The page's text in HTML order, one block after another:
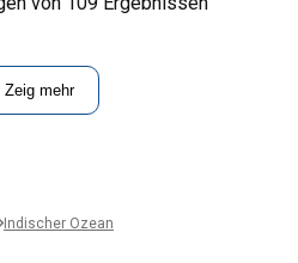
Zeig mehr
Indischer Ozean